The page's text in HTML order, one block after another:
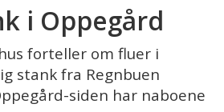
i Oppegård
forteller om fluer i
stank fra Regnbuen
siden har naboene